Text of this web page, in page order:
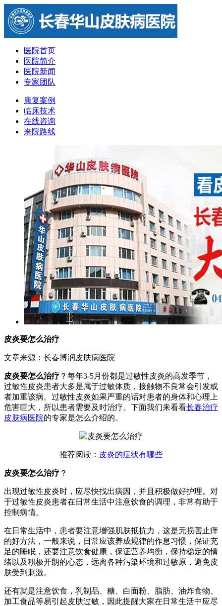
医院首页
医院简介
医院新闻
专家团队
康复案例
临床技术
在线咨询
来院路线
皮炎要怎么治疗
文章来源：长春博润皮肤病医院
皮炎要怎么治疗 ？每年3-5月份都是过敏性皮炎的高发季节，
过敏性皮炎患者大多是属于过敏体质，接触物不良常会引发或
者加重该病。过敏性皮炎如果严重的话对患者的身体和心理上
危害巨大，所以患者需要及时治疗。下面我们来看看长春治疗
皮肤病医院的专家是怎么介绍的。
推荐阅读： 皮炎的症状有哪些
皮炎要怎么治疗 ？
出现过敏性皮炎时，应尽快找出病因，并且积极做好护理。对
于过敏性皮炎患者在日常生活中注意饮食的调理，非常有助于
控制病情。
在日常生活中，患者要注意增强肌肤抵抗力，这是无损害止痒
的好方法，一般来说，日常应该养成规律的作息习惯，保证充
足的睡眠，还要注意饮食健康，保证营养均衡，保持稳定的情
绪以及积极开朗的心态，远离各种污染环境和过敏原，避免皮
肤受到刺激。
还有就是注意饮食，乳制品、糖、白面粉、脂肪、油炸食物、
加工食品等易引起皮肤过敏，因此提醒大家在日常生活中应尽